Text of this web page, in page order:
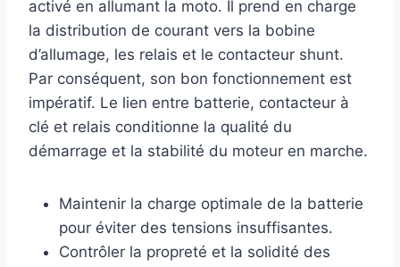
activé en allumant la moto. Il prend en charge
la distribution de courant vers la bobine
d’allumage, les relais et le contacteur shunt.
Par conséquent, son bon fonctionnement est
impératif. Le lien entre batterie, contacteur à
clé et relais conditionne la qualité du
démarrage et la stabilité du moteur en marche.
Maintenir la charge optimale de la batterie
pour éviter des tensions insuffisantes.
Contrôler la propreté et la solidité des